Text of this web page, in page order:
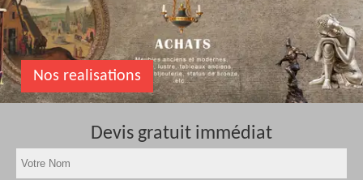
Nos realisations
Devis gratuit immédiat